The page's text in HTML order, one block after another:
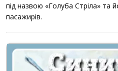
під назвою «Голуба Стріла» та
пасажирів.